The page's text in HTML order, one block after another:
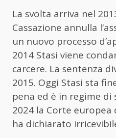
La svolta arriva nel
Cassazione annulla
un nuovo processo
2014 Stasi viene
carcere. La sentenza
2015. Oggi Stasi sta
pena ed è in regime di
2024 la Corte
ha dichiarato